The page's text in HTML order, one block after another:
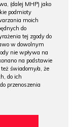
(dalej MHP) jako
podmioty
moich
do
tej zgody do
w dowolnym
nie wpływa na
na podstawie
świadomy/a, że
do ich
przenoszenia